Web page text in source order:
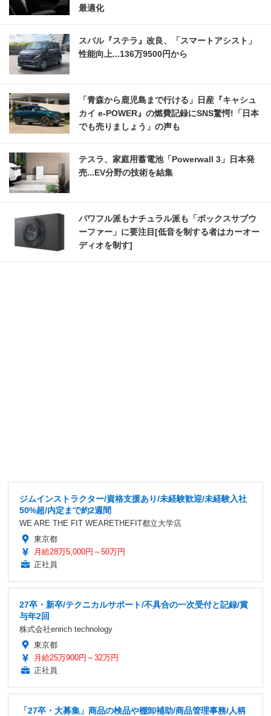
最適化
スバル『ステラ』改良、「スマートアシスト」
性能向上...136万9500円から
「青森から鹿児島まで行ける」日産『キャシュ
カイ e-POWER』の燃費記録にSNS驚愕!「日本
でも売りましょう」の声も
テスラ、家庭用蓄電池「Powerwall 3」日本発
売...EV分野の技術を結集
パワフル派もナチュラル派も「ボックスサブウ
ーファー」に要注目[低音を制する者はカーオー
ディオを制す]
ジムインストラクター/資格支援あり/未経験歓迎/未経験入社
50%超/内定まで約2週間
WE ARE THE FIT WEARETHEFIT都立大学店
東京都
月給28万5,000円～50万円
正社員
27卒・新卒/テクニカルサポート/不具合の一次受付と記録/賞
与年2回
株式会社enrich technology
東京都
月給25万900円～32万円
正社員
「27卒・大募集」商品の検品や棚卸補助/商品管理事務/人柄